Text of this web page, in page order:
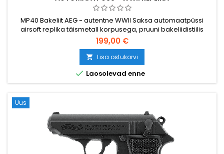
MP40 Bakeliit AEG - autentne WWII Saksa automaatpüssi
airsoft replika täismetall korpusega, pruuni bakeliidistiilis
käepideme plaatidega ja kokkupandava terasest kabaga.
V3 käigukast, poolautomaatne ja täisautomaatne režiim, 380
FPS, 50 BB salv. Aku ei ole kaasas.
199,00 €
 Lisa ostukorvi
 Laosolevad enne
Uus